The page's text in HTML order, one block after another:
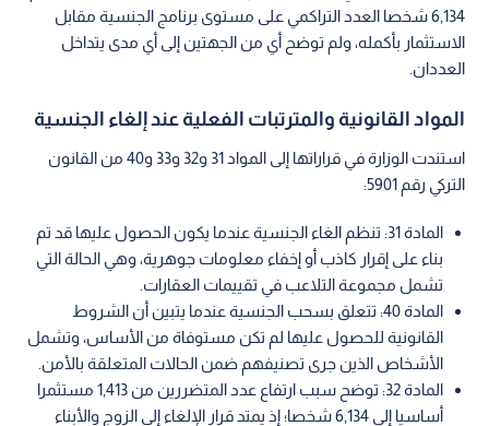
6,134 شخصا العدد التراكمي على مستوى برنامج الجنسية مقابل
الاستثمار بأكمله، ولم توضح أي من الجهتين إلى أي مدى يتداخل
العددان.
المواد القانونية والمترتبات الفعلية عند إلغاء الجنسية
استندت الوزارة في قراراتها إلى المواد 31 و32 و33 و40 من القانون
التركي رقم 5901:
المادة 31: تنظم الغاء الجنسية عندما يكون الحصول عليها قد تم
بناء على إقرار كاذب أو إخفاء معلومات جوهرية، وهي الحالة التي
تشمل مجموعة التلاعب في تقييمات العقارات.
المادة 40: تتعلق بسحب الجنسية عندما يتبين أن الشروط
القانونية للحصول عليها لم تكن مستوفاة من الأساس، وتشمل
الأشخاص الذين جرى تصنيفهم ضمن الحالات المتعلقة بالأمن.
المادة 32: توضح سبب ارتفاع عدد المتضررين من 1,413 مستثمرا
أساسيا إلى 6,134 شخصا؛ إذ يمتد قرار الإلغاء إلى الزوج والأبناء